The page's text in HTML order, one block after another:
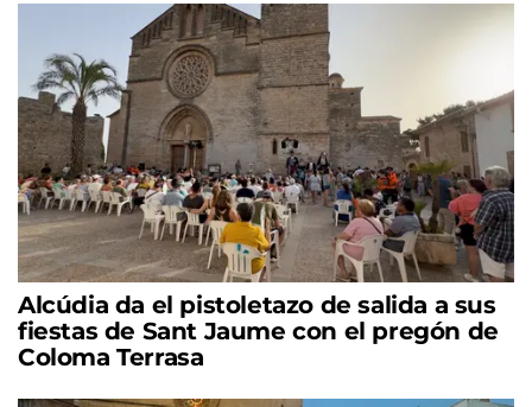
Alcúdia da el pistoletazo de salida a sus
fiestas de Sant Jaume con el pregón de
Coloma Terrasa